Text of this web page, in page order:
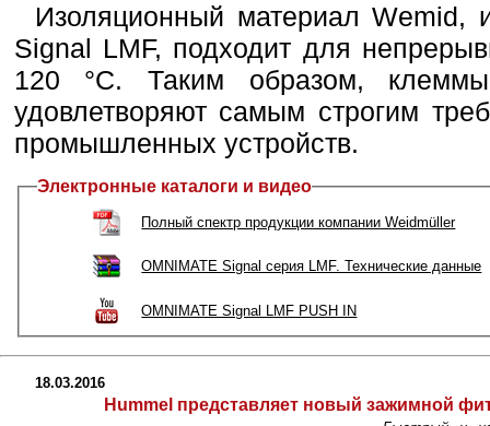
Изоляционный материал Wemid,
Signal LMF, подходит для
120 °C. Таким образом,
удовлетворяют самым строгим
промышленных устройств.
Электронные каталоги и видео
Полный спектр продукции компании Weidmüller
OMNIMATE Signal серия LMF. Технические данные
OMNIMATE Signal LMF PUSH IN
18.03.2016
Hummel представляет новый зажимной